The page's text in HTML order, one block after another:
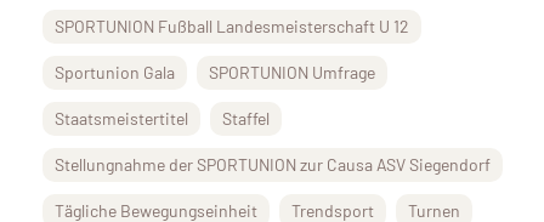
SPORTUNION Fußball Landesmeisterschaft U 12
Sportunion Gala SPORTUNION Umfrage
Staatsmeistertitel Staffel
Stellungnahme der SPORTUNION zur Causa ASV Siegendorf
Tägliche Bewegungseinheit Trendsport Turnen